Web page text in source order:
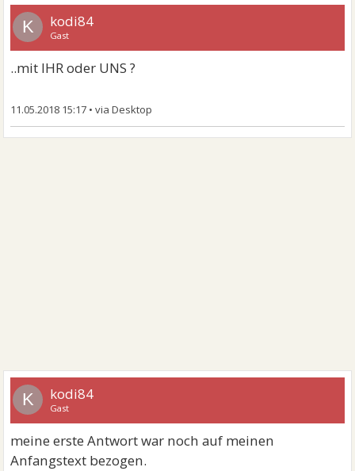
K kodi84
Gast
..mit IHR oder UNS ?
11.05.2018 15:17 •
K kodi84
Gast
meine erste Antwort war noch auf meinen
Anfangstext bezogen.